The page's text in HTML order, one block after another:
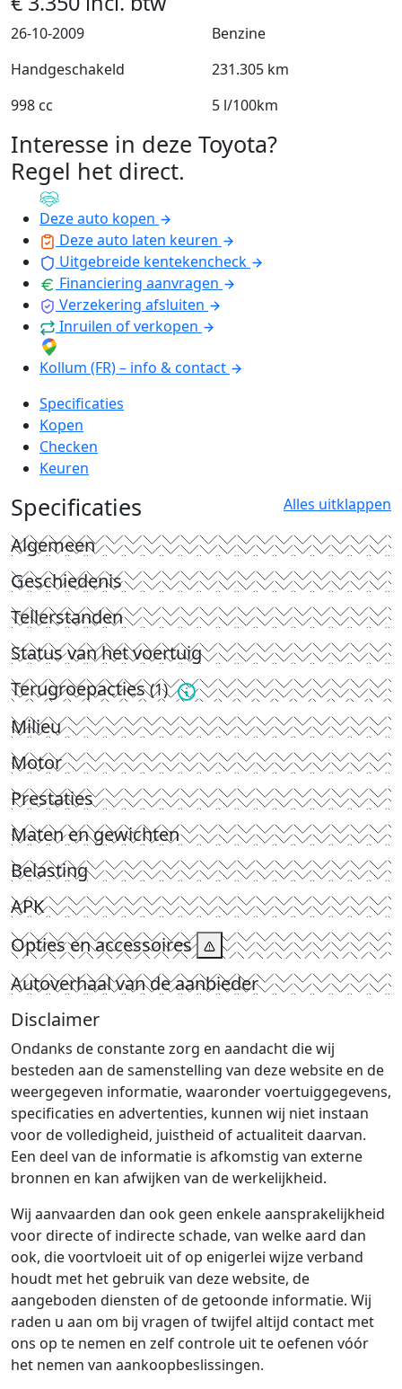
26-10-2009
Benzine
Handgeschakeld
231.305 km
998 cc
5 l/100km
Interesse in deze Toyota?
Regel het direct.
Deze auto kopen
Deze auto laten keuren
Uitgebreide kentekencheck
Financiering aanvragen
Verzekering afsluiten
Inruilen of verkopen
Kollum (FR) – info & contact
Specificaties
Kopen
Checken
Keuren
Specificaties Alles uitklappen
Algemeen
Geschiedenis
Tellerstanden
Status van het voertuig
Terugroepacties(1)
Milieu
Motor
Prestaties
Maten en gewichten
Belasting
APK
Opties en accessoires
Autoverhaal van de aanbieder
Disclaimer
Ondanks de constante zorg en aandacht die wij
besteden aan de samenstelling van deze website en de
weergegeven informatie, waaronder voertuiggegevens,
specificaties en advertenties, kunnen wij niet instaan
voor de volledigheid, juistheid of actualiteit daarvan.
Een deel van de informatie is afkomstig van externe
bronnen en kan afwijken van de werkelijkheid.
Wij aanvaarden dan ook geen enkele aansprakelijkheid
voor directe of indirecte schade, van welke aard dan
ook, die voortvloeit uit of op enigerlei wijze verband
houdt met het gebruik van deze website, de
aangeboden diensten of de getoonde informatie. Wij
raden u aan om bij vragen of twijfel altijd contact met
ons op te nemen en zelf controle uit te oefenen vóór
het nemen van aankoopbeslissingen.